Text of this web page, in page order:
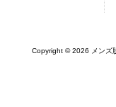
Copyright © 2026 メンズ